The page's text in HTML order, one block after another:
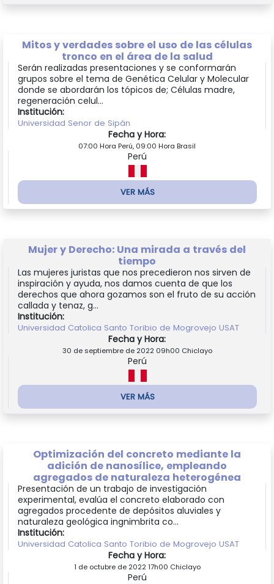
Mitos y verdades sobre el uso de las células
tronco en el área de la salud
Serán realizadas presentaciones y se conformarán
grupos sobre el tema de Genética Celular y Molecular
donde se abordarán los tópicos de; Células madre,
regeneración celul...
Institución:
Universidad Senor de Sipán
Fecha y Hora:
07:00 Hora Perú, 09:00 Hora Brasil
Perú
VER MÁS
Mujer y Derecho: Una mirada a través del
tiempo
Las mujeres juristas que nos precedieron nos sirven de
inspiración y ayuda, nos damos cuenta de que los
derechos que ahora gozamos son el fruto de su acción
callada y tenaz, g...
Institución:
Universidad Catolica Santo Toribio de Mogrovejo USAT
Fecha y Hora:
30 de septiembre de 2022 09h00 Chiclayo
Perú
VER MÁS
Optimización del concreto mediante la
adición de nanosílice, empleando
agregados de naturaleza heterogénea
Presentación de un trabajo de investigación
experimental, evalúa el concreto elaborado con
agregados procedente de depósitos aluviales y
naturaleza geológica ingnimbrita co...
Institución:
Universidad Catolica Santo Toribio de Mogrovejo USAT
Fecha y Hora:
1 de octubre de 2022 17h00 Chiclayo
Perú